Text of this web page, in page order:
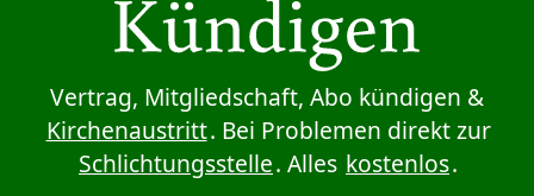
Vertrag, Mitgliedschaft, Abo kündigen &
Kirchenaustritt. Bei Problemen direkt zur
Schlichtungsstelle. Alles kostenlos.